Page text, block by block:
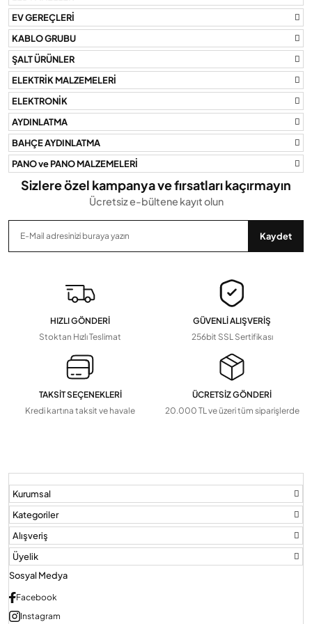
Ürün resmi kalitesiz, bozuk veya görüntülenemiyor.
Ürün açıklamasında eksik bilgiler bulunuyor.
Ürün bilgilerinde hatalar bulunuyor.
Ürün fiyatı diğer sitelerden daha pahalı.
Bu ürüne benzer farklı alternatifler olmalı.
Gönder
EV GEREÇLERİ
KABLO GRUBU
ŞALT ÜRÜNLER
ELEKTRİK MALZEMELERİ
ELEKTRONİK
AYDINLATMA
BAHÇE AYDINLATMA
PANO ve PANO MALZEMELERİ
Sizlere özel kampanya ve fırsatları kaçırmayın
Ücretsiz e-bültene kayıt olun
Kaydet
HIZLI GÖNDERİ
Stoktan Hızlı Teslimat
GÜVENLİ ALIŞVERİŞ
256bit SSL Sertifikası
TAKSİT SEÇENEKLERİ
Kredi kartına taksit ve havale
ÜCRETSİZ GÖNDERİ
20.000 TL ve üzeri tüm siparişlerde
Kurumsal
Kategoriler
Alışveriş
Üyelik
Sosyal Medya
Facebook
Instagram